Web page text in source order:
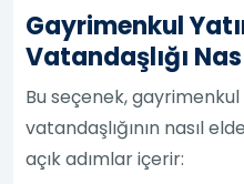
Gayrimenkul
Vatandaşlığı
Bu seçenek, gayrimenkul
vatandaşlığının nasıl
açık adımlar içerir: